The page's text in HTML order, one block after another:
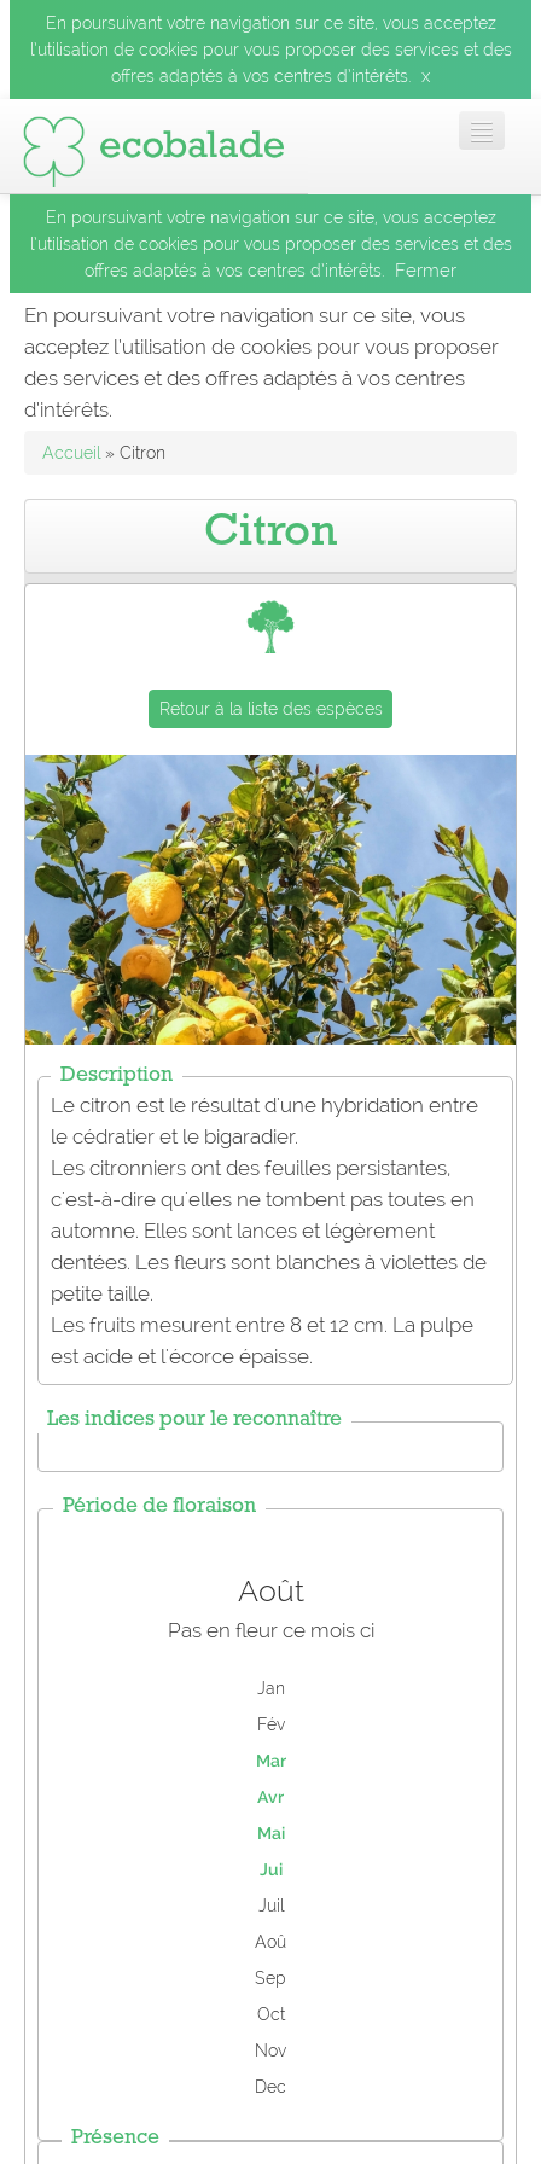
En poursuivant votre navigation sur ce site, vous acceptez
l’utilisation de cookies pour vous proposer des services et des
offres adaptés à vos centres d’intérêts.
x
Accueil
Les balades
Les espèces
Pro
En poursuivant votre navigation sur ce site, vous acceptez
l’utilisation de cookies pour vous proposer des services et des
offres adaptés à vos centres d’intérêts.
Fermer
En poursuivant votre navigation sur ce site, vous
acceptez l’utilisation de cookies pour vous proposer
des services et des offres adaptés à vos centres
d’intérêts.
Accueil » Citron
Citron
Retour à la liste des espèces
Description
Le citron est le résultat d'une hybridation entre
le cédratier et le bigaradier.
Les citronniers ont des feuilles persistantes,
c'est-à-dire qu'elles ne tombent pas toutes en
automne. Elles sont lances et légèrement
dentées. Les fleurs sont blanches à violettes de
petite taille.
Les fruits mesurent entre 8 et 12 cm. La pulpe
est acide et l'écorce épaisse.
Les indices pour le reconnaître
Période de floraison
Août
Pas en fleur ce mois ci
Jan
Fév
Mar
Avr
Mai
Jui
Juil
Aoû
Sep
Oct
Nov
Dec
Présence